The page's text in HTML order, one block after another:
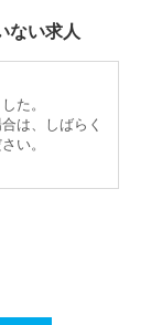
ない求人
た。
は、しばらく
い。